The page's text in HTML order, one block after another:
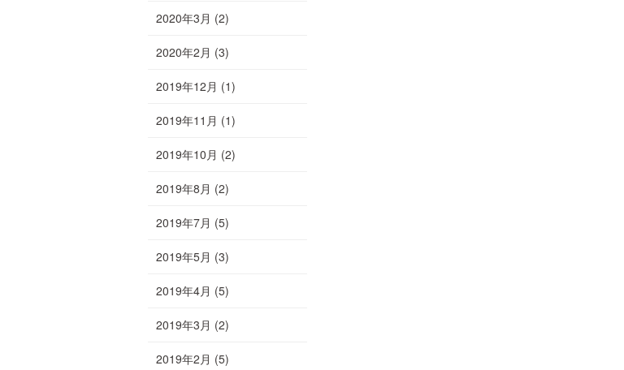
2020年3月 (2)
2020年2月 (3)
2019年12月 (1)
2019年11月 (1)
2019年10月 (2)
2019年8月 (2)
2019年7月 (5)
2019年5月 (3)
2019年4月 (5)
2019年3月 (2)
2019年2月 (5)